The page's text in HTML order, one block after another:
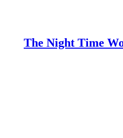
The Night Time